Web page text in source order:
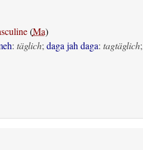
(Ma)
: täglich;daga jah daga: tagtäglich;